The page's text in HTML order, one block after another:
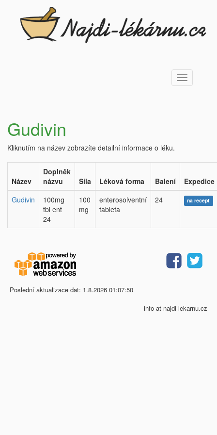
Toggle
navigation
Gudivin
Kliknutím na název zobrazíte detailní informace o léku.
Název
Doplněk
názvu
Síla Léková forma Balení
Expedice
Gudivin
100mg
tbl ent
24
100
mg
enterosolventní
tableta
24 na recept
Poslední aktualizace dat: 1.8.2026 01:07:50
info at najdi-lekarnu.cz